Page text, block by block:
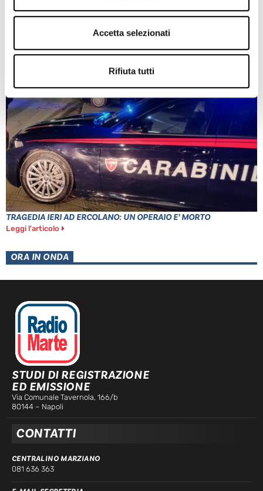
Accetta selezionati
Rifiuta tutti
POZZUOLI: CITTADINI CONTRO GESTIONE EMERGENZA
BRADISISMO
TRAGEDIA IERI AD ERCOLANO: UN OPERAIO E’ MORTO
Leggi l'articolo
ORA IN ONDA
STUDI DI REGISTRAZIONE
ED EMISSIONE
Via Comunale Tavernola, 166/b
80144 – Napoli
CONTATTI
CENTRALINO MARZIANO
081 636 363